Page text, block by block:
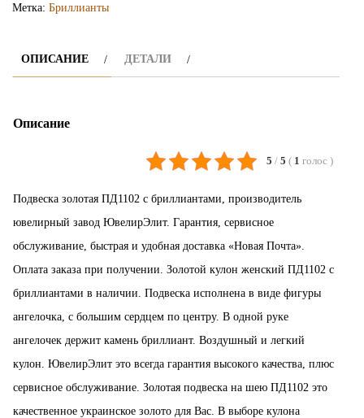
ПД1102
Метка: Бриллианты
ОПИСАНИЕ ДЕТАЛИ
Описание
5 / 5 ( 1 голос )
Подвеска золотая ПД1102 с бриллиантами, производитель
ювелирный завод ЮвелирЭлит. Гарантия, сервисное
обслуживание, быстрая и удобная доставка «Новая Почта».
Оплата заказа при получении. Золотой кулон женский ПД1102 с
бриллиантами в наличии. Подвеска исполнена в виде фигуры
ангелочка, с большим сердцем по центру. В одной руке
ангелочек держит камень бриллиант. Воздушный и легкий
кулон. ЮвелирЭлит это всегда гарантия высокого качества, плюс
сервисное обслуживание. Золотая подвеска на шею ПД1102 это
качественное украинское золото для Вас. В выборе кулона